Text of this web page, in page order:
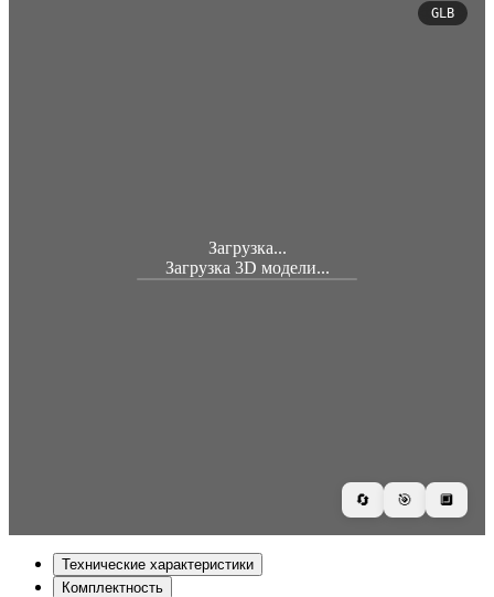
Загрузка...
Загрузка 3D модели...
🔄 🎯 🔲
GLB
Технические характеристики
Комплектность